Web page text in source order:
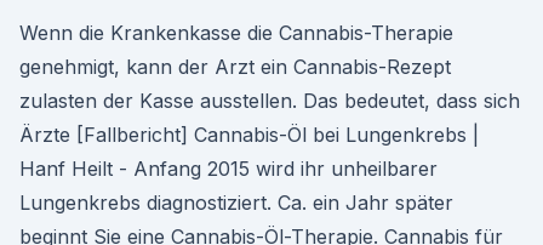
Wenn die Krankenkasse die Cannabis-Therapie
genehmigt, kann der Arzt ein Cannabis-Rezept
zulasten der Kasse ausstellen. Das bedeutet, dass sich
Ärzte [Fallbericht] Cannabis-Öl bei Lungenkrebs |
Hanf Heilt - Anfang 2015 wird ihr unheilbarer
Lungenkrebs diagnostiziert. Ca. ein Jahr später
beginnt Sie eine Cannabis-Öl-Therapie. Cannabis für